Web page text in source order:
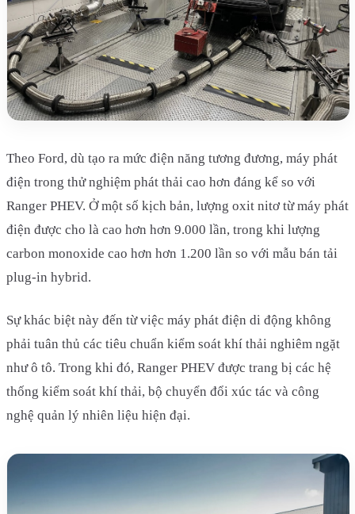
Theo Ford, dù tạo ra mức điện năng tương đương, máy phát
điện trong thử nghiệm phát thải cao hơn đáng kể so với
Ranger PHEV. Ở một số kịch bản, lượng oxit nitơ từ máy phát
điện được cho là cao hơn hơn 9.000 lần, trong khi lượng
carbon monoxide cao hơn hơn 1.200 lần so với mẫu bán tải
plug-in hybrid.
Sự khác biệt này đến từ việc máy phát điện di động không
phải tuân thủ các tiêu chuẩn kiểm soát khí thải nghiêm ngặt
như ô tô. Trong khi đó, Ranger PHEV được trang bị các hệ
thống kiểm soát khí thải, bộ chuyển đổi xúc tác và công
nghệ quản lý nhiên liệu hiện đại.